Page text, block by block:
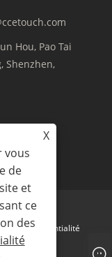
Hou, Pao Tai
Shenzhen,
de confidentialité
X
vous
de
et
ce
des